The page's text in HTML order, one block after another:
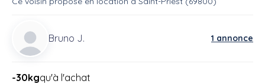
Bruno J. 1 annonce
-30kgqu'à l'achat